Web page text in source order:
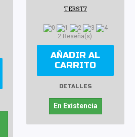
TERST7
2 Reseña(s)
AÑADIR AL
CARRITO
DETALLES
En Existencia